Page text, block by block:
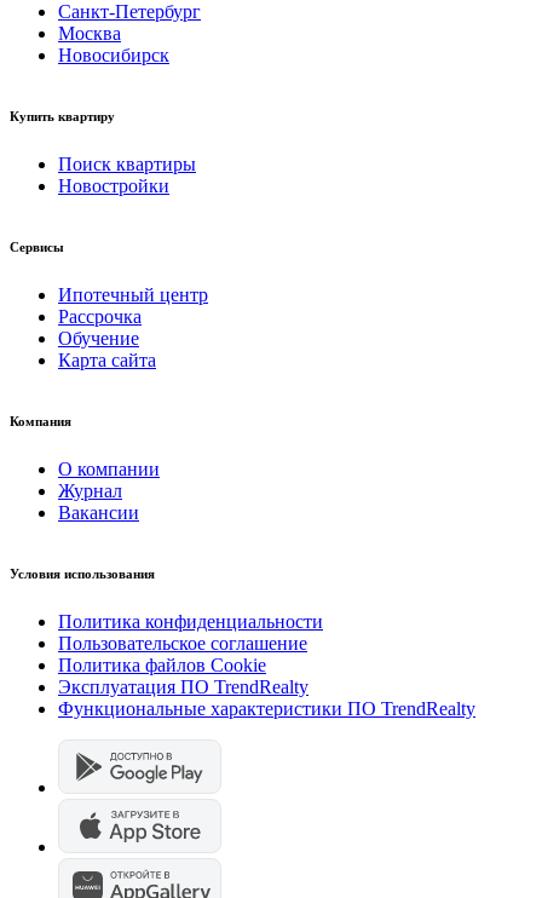
Санкт-Петербург
Москва
Новосибирск
Купить квартиру
Поиск квартиры
Новостройки
Сервисы
Ипотечный центр
Рассрочка
Обучение
Карта сайта
Компания
О компании
Журнал
Вакансии
Условия использования
Политика конфиденциальности
Пользовательское соглашение
Политика файлов Cookie
Эксплуатация ПО TrendRealty
Функциональные характеристики ПО TrendRealty